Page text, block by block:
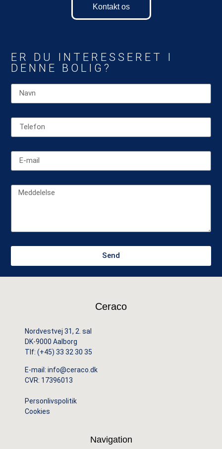
Kontakt os
ER DU INTERESSERET I
DENNE BOLIG?
Send
Ceraco
Nordvestvej 31, 2. sal
DK-9000 Aalborg
Tlf: (+45) 33 32 30 35
E-mail: info@ceraco.dk
CVR: 17396013
Personlivspolitik
Cookies
Navigation